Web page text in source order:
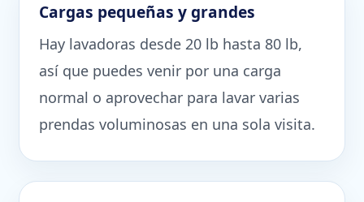
Cargas pequeñas y grandes
Hay lavadoras desde 20 lb hasta 80 lb,
así que puedes venir por una carga
normal o aprovechar para lavar varias
prendas voluminosas en una sola visita.